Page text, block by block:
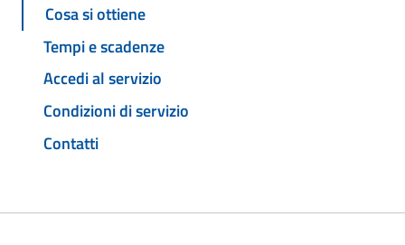
Cosa si ottiene
Tempi e scadenze
Accedi al servizio
Condizioni di servizio
Contatti